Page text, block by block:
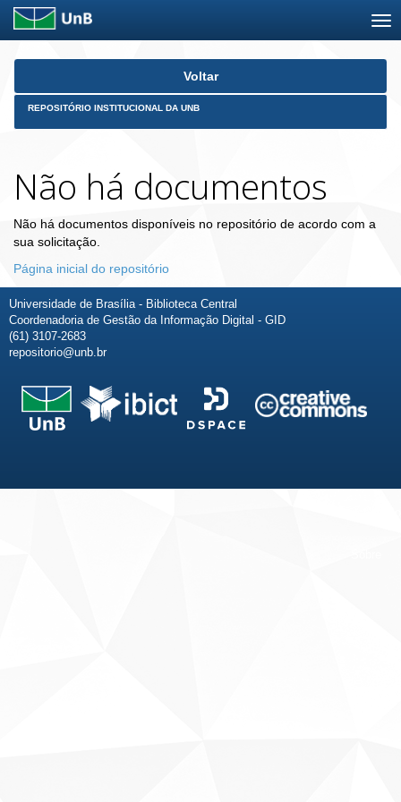
Skip
Voltar
REPOSITÓRIO INSTITUCIONAL DA UNB
Não há documentos
Não há documentos disponíveis no repositório de acordo com a
sua solicitação.
Página inicial do repositório
Universidade de Brasília - Biblioteca Central
Coordenadoria de Gestão da Informação Digital - GID
(61) 3107-2683
repositorio@unb.br